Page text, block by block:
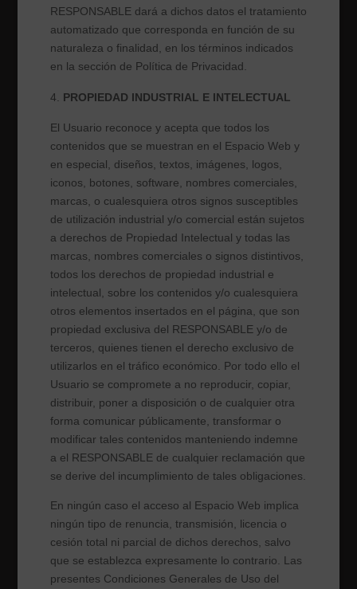
RESPONSABLE dará a dichos datos el tratamiento
automatizado que corresponda en función de su
naturaleza o finalidad, en los términos indicados
en la sección de Política de Privacidad.
PROPIEDAD INDUSTRIAL E INTELECTUAL
El Usuario reconoce y acepta que todos los
contenidos que se muestran en el Espacio Web y
en especial, diseños, textos, imágenes, logos,
iconos, botones, software, nombres comerciales,
marcas, o cualesquiera otros signos susceptibles
de utilización industrial y/o comercial están sujetos
a derechos de Propiedad Intelectual y todas las
marcas, nombres comerciales o signos distintivos,
todos los derechos de propiedad industrial e
intelectual, sobre los contenidos y/o cualesquiera
otros elementos insertados en el página, que son
propiedad exclusiva del RESPONSABLE y/o de
terceros, quienes tienen el derecho exclusivo de
utilizarlos en el tráfico económico. Por todo ello el
Usuario se compromete a no reproducir, copiar,
distribuir, poner a disposición o de cualquier otra
forma comunicar públicamente, transformar o
modificar tales contenidos manteniendo indemne
a el RESPONSABLE de cualquier reclamación que
se derive del incumplimiento de tales obligaciones.
En ningún caso el acceso al Espacio Web implica
ningún tipo de renuncia, transmisión, licencia o
cesión total ni parcial de dichos derechos, salvo
que se establezca expresamente lo contrario. Las
presentes Condiciones Generales de Uso del